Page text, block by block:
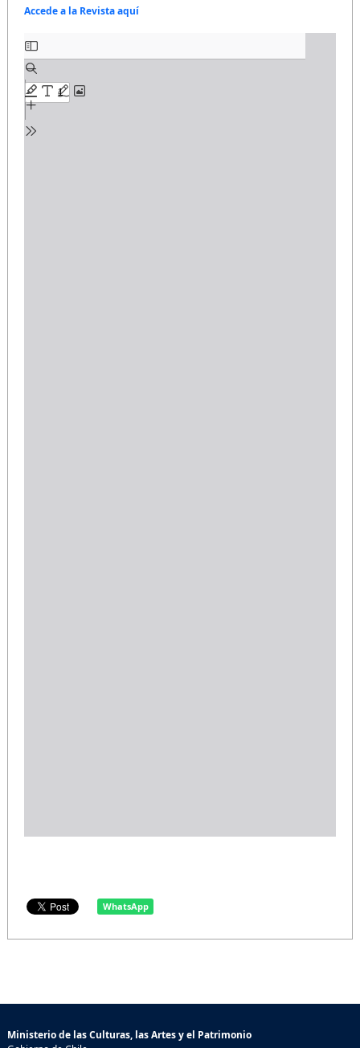
Accede a la Revista aquí
Saltar
al
contenido
del
PDF
WhatsApp
Ministerio de las Culturas, las Artes y el Patrimonio